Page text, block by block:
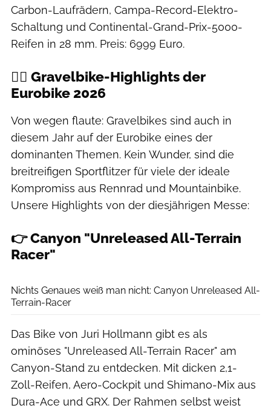
Carbon-Laufrädern, Campa-Record-Elektro-
Schaltung und Continental-Grand-Prix-5000-
Reifen in 28 mm. Preis: 6999 Euro.
🚴‍♂️ Gravelbike-Highlights der
Eurobike 2026
Von wegen flaute: Gravelbikes sind auch in
diesem Jahr auf der Eurobike eines der
dominanten Themen. Kein Wunder, sind die
breitreifigen Sportflitzer für viele der ideale
Kompromiss aus Rennrad und Mountainbike.
Unsere Highlights von der diesjährigen Messe:
👉 Canyon "Unreleased All-Terrain
Racer"
Nichts Genaues weiß man nicht: Canyon Unreleased All-
Terrain-Racer
Das Bike von Juri Hollmann gibt es als
ominöses "Unreleased All-Terrain Racer" am
Canyon-Stand zu entdecken. Mit dicken 2,1-
Zoll-Reifen, Aero-Cockpit und Shimano-Mix aus
Dura-Ace und GRX. Der Rahmen selbst weist